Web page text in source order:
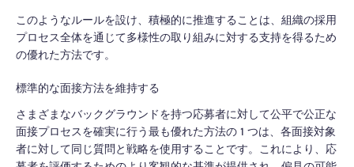
このようなルールを設け、積極的に推進することは、組織の採用
プロセス全体を通じて多様性の取り組みに対する支持を得るため
の優れた方法です。
標準的な面接方法を維持する
さまざまなバックグラウンドを持つ応募者に対して公平で公正な
面接プロセスを確実に行う最も優れた方法の 1 つは、各面接対象
者に対して同じ質問と戦略を使用することです。これにより、応